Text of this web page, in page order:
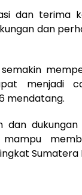
dan terima
dan
menjadi
mendatang.
dan
Sumatera